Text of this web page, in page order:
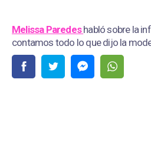
Melissa Paredeshabló sobre la
contamos todo lo que dijo la